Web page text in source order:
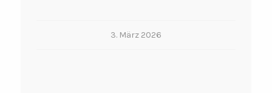
3. März 2026